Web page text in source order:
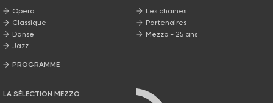
Opéra
Classique
Danse
Jazz
PROGRAMME
LA SÉLECTION MEZZO
Les chaînes
Partenaires
Mezzo - 25 ans